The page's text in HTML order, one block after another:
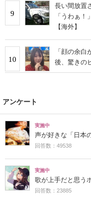
9
長い間放置
「うわぁ
【海外】
10
「顔の余
後、驚きの
アンケート
実施中
声が好きな「日本
回答数：49538
実施中
歌が上手だと思う
回答数：23885